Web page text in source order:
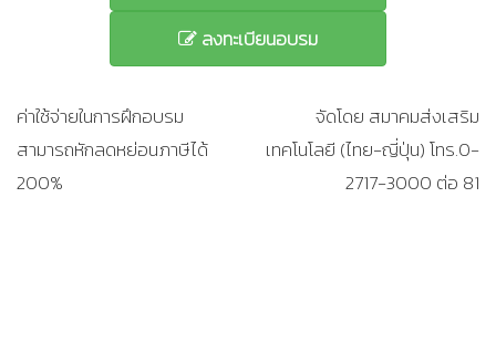
ลงทะเบียนอบรม
ค่าใช้จ่ายในการฝึกอบรม
สามารถหักลดหย่อนภาษีได้
200%
จัดโดย สมาคมส่งเสริม
เทคโนโลยี (ไทย-ญี่ปุ่น) โทร.0-
2717-3000 ต่อ 81